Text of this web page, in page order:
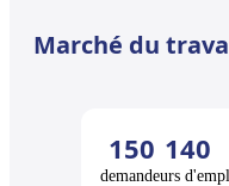
Marché du
150 140
demandeurs